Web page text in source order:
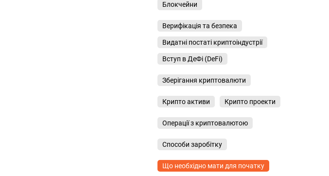
Блокчейни
Верифікація та безпека
Видатні постаті криптоіндустрії
Вступ в ДеФі (DeFi)
Зберігання криптовалюти
Крипто активи Крипто проекти
Операції з криптовалютою
Способи заробітку
Що необхідно мати для початку